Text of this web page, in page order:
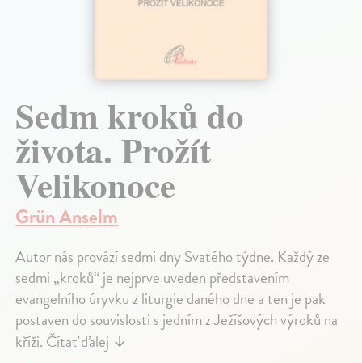
Sedm kroků do
života. Prožít
Velikonoce
Grün Anselm
Autor nás provází sedmi dny Svatého týdne. Každý ze
sedmi „kroků“ je nejprve uveden představením
evangelního úryvku z liturgie daného dne a ten je pak
postaven do souvislosti s jedním z Ježíšových výroků na
kříži.Čítať ďalej↓